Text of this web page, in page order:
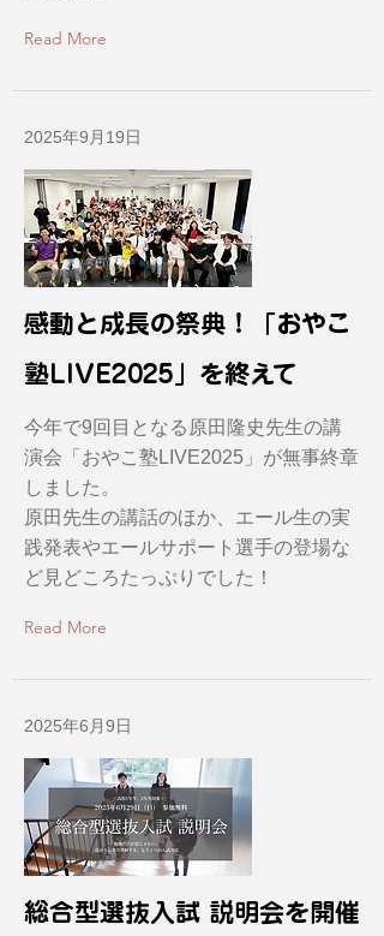
Read More
2025年9月19日
感動と成長の祭典！「おやこ
塾LIVE2025」を終えて
今年で9回目となる原田隆史先生の講
演会「おやこ塾LIVE2025」が無事終章
しました。
原田先生の講話のほか、エール生の実
践発表やエールサポート選手の登場な
ど見どころたっぷりでした！
Read More
2025年6月9日
総合型選抜入試 説明会を開催